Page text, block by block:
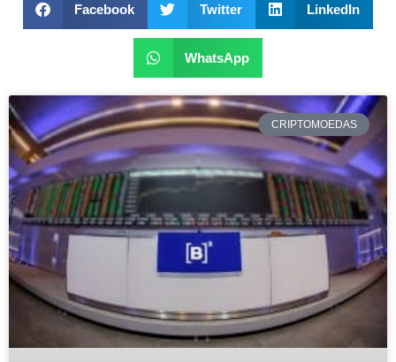
Facebook Twitter LinkedIn
WhatsApp
CRIPTOMOEDAS